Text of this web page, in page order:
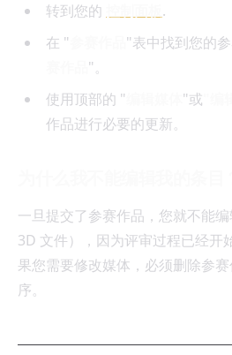
转到您的
.
在 "
"表中找到您的
"。
使用顶部的 "
"或
作品进行必要的更新。
一旦提交了参赛作品，您就不能编
3D 文件），因为评审过程已经开
果您需要修改媒体，必须删除参
序。